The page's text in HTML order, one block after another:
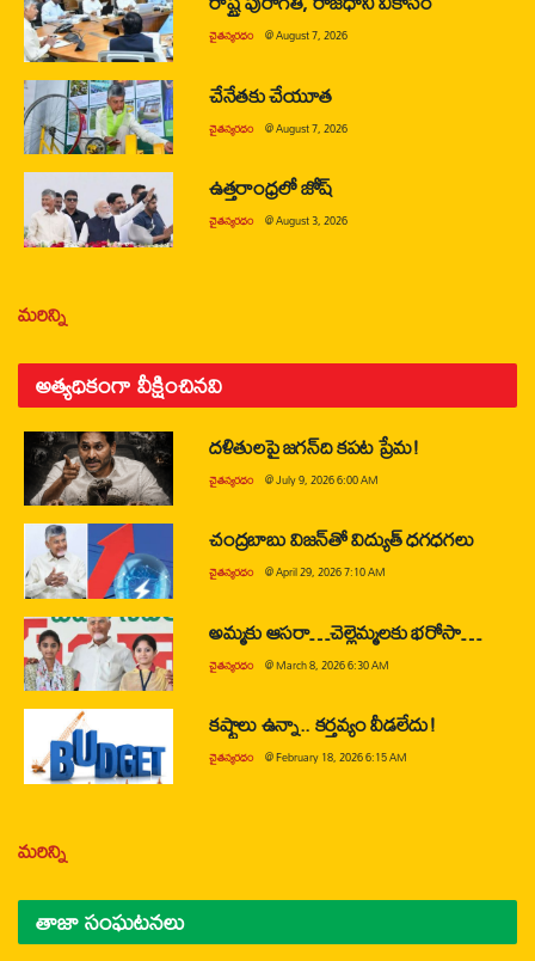
చైతన్యరధం @August 7, 2026
చేనేతకు చేయూత
చైతన్యరధం @August 7, 2026
ఉత్తరాంధ్రలో జోష్
చైతన్యరధం @August 3, 2026
మరిన్ని
అత్యధికంగా వీక్షించినవి
దళితులపై జగన్‌ది కపట ప్రేమ!
చైతన్యరధం @July 9, 2026 6:00 AM
చంద్రబాబు విజన్‌తో విద్యుత్ ధగధగలు
చైతన్యరధం @April 29, 2026 7:10 AM
అమ్మకు ఆసరా…చెల్లెమ్మలకు భరోసా…
చైతన్యరధం @March 8, 2026 6:30 AM
కష్టాలు ఉన్నా.. కర్తవ్యం వీడలేదు!
చైతన్యరధం @February 18, 2026 6:15 AM
మరిన్ని
తాజా సంఘటనలు